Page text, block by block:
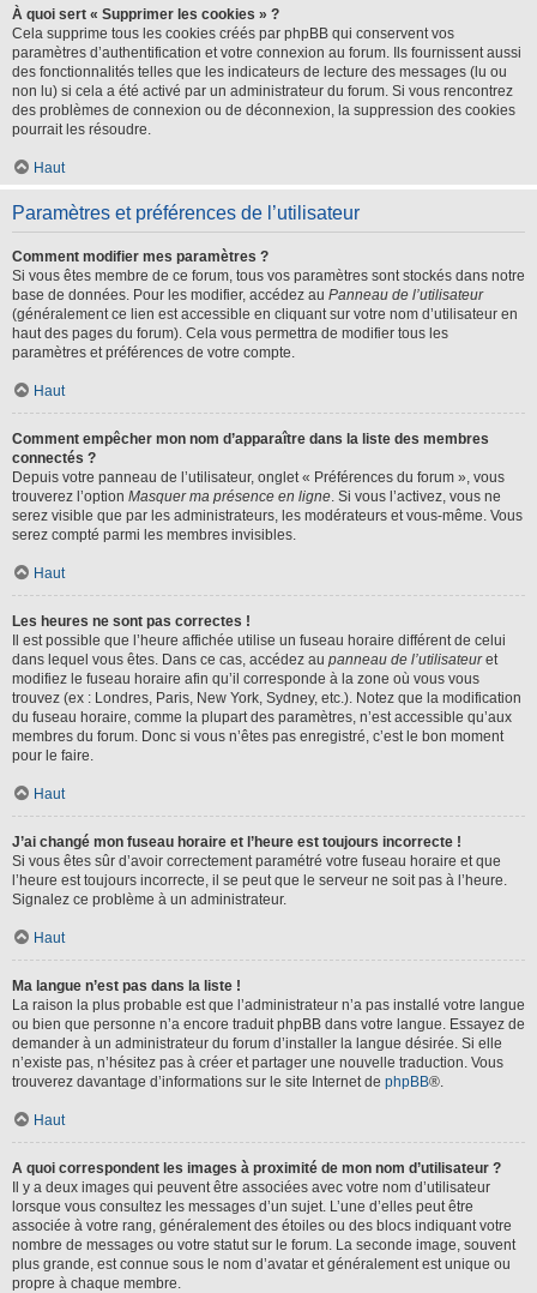
À quoi sert « Supprimer les cookies » ?
Cela supprime tous les cookies créés par phpBB qui conservent vos
paramètres d’authentification et votre connexion au forum. Ils fournissent aussi
des fonctionnalités telles que les indicateurs de lecture des messages (lu ou
non lu) si cela a été activé par un administrateur du forum. Si vous rencontrez
des problèmes de connexion ou de déconnexion, la suppression des cookies
pourrait les résoudre.
Haut
Paramètres et préférences de l’utilisateur
Comment modifier mes paramètres ?
Si vous êtes membre de ce forum, tous vos paramètres sont stockés dans notre
base de données. Pour les modifier, accédez au Panneau de l’utilisateur
(généralement ce lien est accessible en cliquant sur votre nom d’utilisateur en
haut des pages du forum). Cela vous permettra de modifier tous les
paramètres et préférences de votre compte.
Haut
Comment empêcher mon nom d’apparaître dans la liste des membres
connectés ?
Depuis votre panneau de l’utilisateur, onglet « Préférences du forum », vous
trouverez l’option Masquer ma présence en ligne. Si vous l’activez, vous ne
serez visible que par les administrateurs, les modérateurs et vous-même. Vous
serez compté parmi les membres invisibles.
Haut
Les heures ne sont pas correctes !
Il est possible que l’heure affichée utilise un fuseau horaire différent de celui
dans lequel vous êtes. Dans ce cas, accédez au panneau de l’utilisateuret
modifiez le fuseau horaire afin qu’il corresponde à la zone où vous vous
trouvez (ex : Londres, Paris, New York, Sydney, etc.). Notez que la modification
du fuseau horaire, comme la plupart des paramètres, n’est accessible qu’aux
membres du forum. Donc si vous n’êtes pas enregistré, c’est le bon moment
pour le faire.
Haut
J’ai changé mon fuseau horaire et l’heure est toujours incorrecte !
Si vous êtes sûr d’avoir correctement paramétré votre fuseau horaire et que
l’heure est toujours incorrecte, il se peut que le serveur ne soit pas à l’heure.
Signalez ce problème à un administrateur.
Haut
Ma langue n’est pas dans la liste !
La raison la plus probable est que l’administrateur n’a pas installé votre langue
ou bien que personne n’a encore traduit phpBB dans votre langue. Essayez de
demander à un administrateur du forum d’installer la langue désirée. Si elle
n’existe pas, n’hésitez pas à créer et partager une nouvelle traduction. Vous
trouverez davantage d’informations sur le site Internet de phpBB®.
Haut
A quoi correspondent les images à proximité de mon nom d’utilisateur ?
Il y a deux images qui peuvent être associées avec votre nom d’utilisateur
lorsque vous consultez les messages d’un sujet. L’une d’elles peut être
associée à votre rang, généralement des étoiles ou des blocs indiquant votre
nombre de messages ou votre statut sur le forum. La seconde image, souvent
plus grande, est connue sous le nom d’avatar et généralement est unique ou
propre à chaque membre.